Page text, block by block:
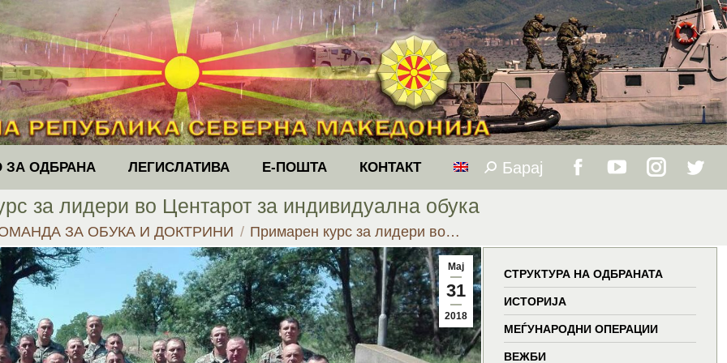
ЗА ОДБРАНА ЛЕГИСЛАТИВА Е-ПОШТА КОНТАКТ Search:
Барај
new new new
за лидери во Центарот за индивидуална обука
ЗА ОБУКА И ДОКТРИНИ Примарен курс за лидери во…
Мај
31
2018
СТРУКТУРА НА ОДБРАНАТА
ИСТОРИЈА
МЕЃУНАРОДНИ ОПЕРАЦИИ
ВЕЖБИ